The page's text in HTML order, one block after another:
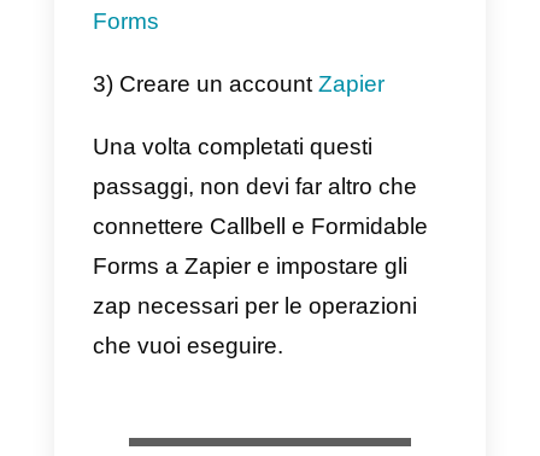
applicazioni web. Il suo
funzionamento si basa sulla
creazione di “zaps”, che sono
regole di automazione che
vengono eseguite quando si
verifica un determinato evento,
come la creazione di un nuovo